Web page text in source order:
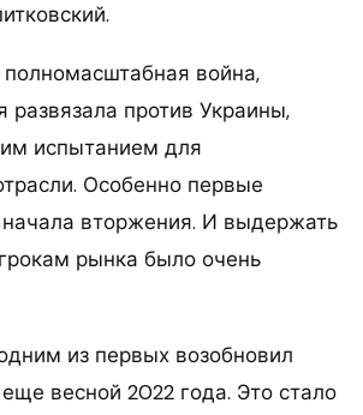
война,
развязала против Украины,
испытанием для
Особенно первые
начала вторжения. И выдержать
рынка было очень
из первых возобновил
весной 2022 года. Это стало